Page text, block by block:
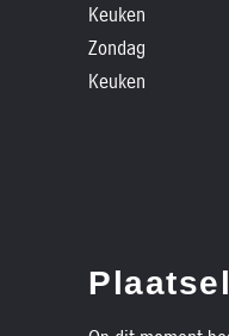
Keuken
Zondag
Keuken